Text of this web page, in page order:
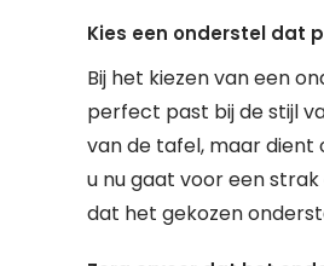
Kies een onderstel dat
Bij het kiezen van een
perfect past bij de stijl
van de tafel, maar dient
u nu gaat voor een
dat het gekozen